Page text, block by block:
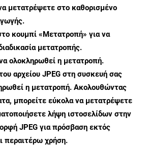
μετατρέψετε στο καθορισμένο
κουμπί «Μετατροπή» για να
μετατροπής.
ολοκληρωθεί η μετατροπή.
αρχείου JPEG στη συσκευή σας
η μετατροπή. Ακολουθώντας
μπορείτε εύκολα να μετατρέψετε
λήψη ιστοσελίδων στην
JPEG για πρόσβαση εκτός
περαιτέρω χρήση.